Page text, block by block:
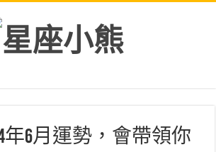
年6月運勢，會帶領你